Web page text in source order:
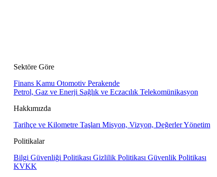
Sektöre Göre
Finans Kamu Otomotiv Perakende
Petrol, Gaz ve Enerji Sağlık ve Eczacılık Telekomünikasyon
Hakkımızda
Tarihçe ve Kilometre Taşları Misyon, Vizyon, DeğerlerYönetim
Politikalar
Bilgi Güvenliği Politikası Gizlilik Politikası Güvenlik Politikası
KVKK